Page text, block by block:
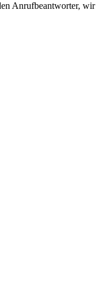
Anrufbeantworter, wir